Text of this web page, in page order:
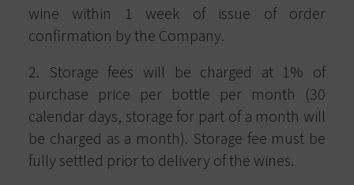
wine within 1 week of issue of order
confirmation by the Company.
2. Storage fees will be charged at 1% of
purchase price per bottle per month (30
calendar days, storage for part of a month will
be charged as a month). Storage fee must be
fully settled prior to delivery of the wines.